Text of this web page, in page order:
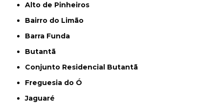
Alto de Pinheiros
Bairro do Limão
Barra Funda
Butantã
Conjunto Residencial Butantã
Freguesia do Ó
Jaguaré